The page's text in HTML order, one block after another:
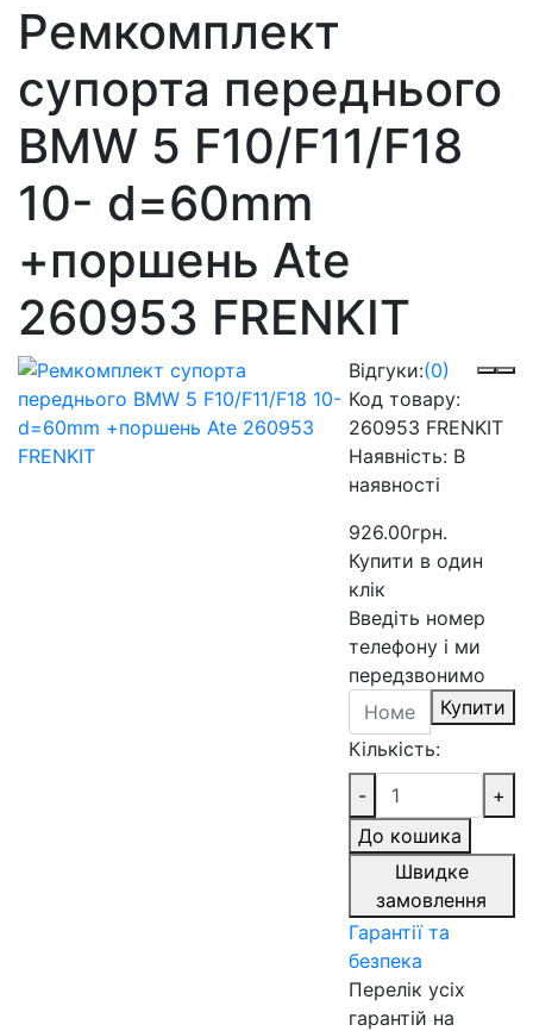
Ремкомплект
супорта переднього
BMW 5 F10/F11/F18
10- d=60mm
+поршень Ate
260953 FRENKIT
Відгуки:(0)
Код товару:
260953 FRENKIT
Наявність: В
наявності
926.00грн.
Купити в один
клік
Введіть номер
телефону і ми
передзвонимо
Купити
Кількість:
-
+
До кошика
Швидке
замовлення
Гарантії та
безпека
Перелік усіх
гарантій на